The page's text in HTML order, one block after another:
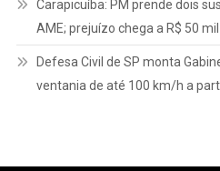
Carapicuíba: PM prende dois
AME; prejuízo chega a R$ 50 mil
Defesa Civil de SP monta
ventania de até 100 km/h a